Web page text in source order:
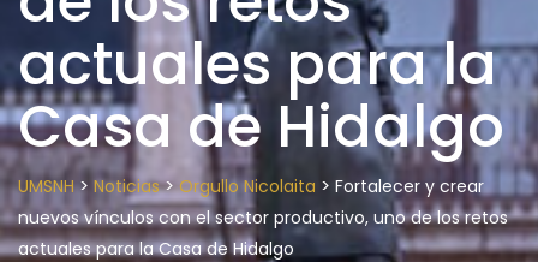
actuales para la
Casa de Hidalgo
UMSNH> Noticias>Orgullo Nicolaita > Fortalecer y crear
nuevos vínculos con el sector productivo, uno de los retos
actuales para la Casa de Hidalgo